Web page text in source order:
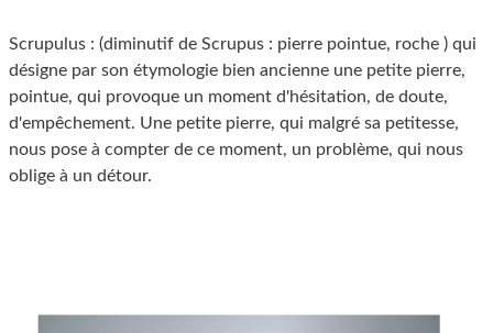
Scrupulus : (diminutif de Scrupus : pierre pointue, roche ) qui
désigne par son étymologie bien ancienne une petite pierre,
pointue, qui provoque un moment d'hésitation, de doute,
d'empêchement. Une petite pierre, qui malgré sa petitesse,
nous pose à compter de ce moment, un problème, qui nous
oblige à un détour.